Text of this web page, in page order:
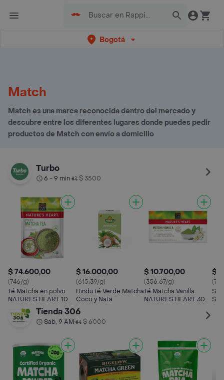
Bogotá
Match
Match es una marca reconocida dentro del mercado y
descubre entre los diferentes lugares donde puedes pedir
productos de Match con envío a domicilio
Turbo
6 - 9 min• $ 3500
$ 74.600,00
(746/g)
Té Matcha en polvo
NATURES HEART 100
$ 16.000,00
(615.39/g)
Hindu té Verde Matcha
Coco y Nata
$ 10.700,00
(356.67/g)
Té Matcha Vanilla
NATURES HEART 30
$
Tienda 306
Sab, 9 AM• $ 6000